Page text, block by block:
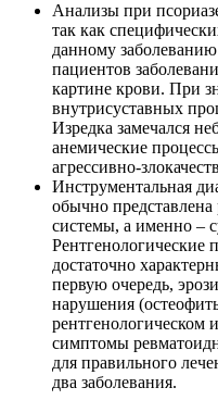
Анализы при
так как
данному
пациентов
картине крови. При
внутрисуставных
Изредка замечался
анемические
агрессивно-
Инструментальная
обычно представлена
системы, а именно –
Рентгенологические
достаточно
первую очередь,
нарушения
рентгенологическом
симптомы
для правильного
два заболевания.